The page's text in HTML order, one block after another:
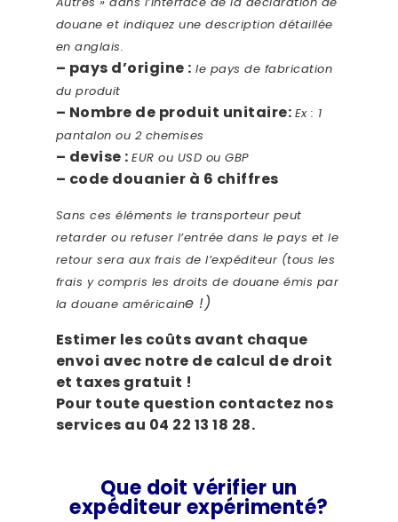
douane et indiquez une description détaillée
en anglais.
– pays d’origine : le pays de fabrication
du produit
– Nombre de produit unitaire: Ex : 1
pantalon ou 2 chemises
– devise :EUR ou USD ou GBP
– code douanier à 6 chiffres
Sans ces éléments le transporteur peut
retarder ou refuser l’entrée dans le pays et le
retour sera aux frais de l’expéditeur (tous les
frais y compris les droits de douane émis par
la douane américaine !)
Estimer les coûts avant chaque
envoi avec notre de calcul de droit
et taxes gratuit !
Pour toute question contactez nos
services au 04 22 13 18 28.
Que doit vérifier un
expéditeur expérimenté?